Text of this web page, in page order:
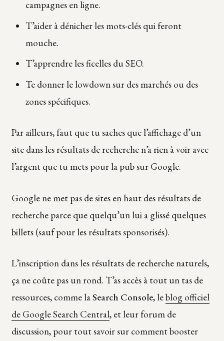
campagnes en ligne.
T’aider à dénicher les mots-clés qui feront
mouche.
T’apprendre les ficelles du SEO.
Te donner le lowdown sur des marchés ou des
zones spécifiques.
Par ailleurs, faut que tu saches que l’affichage d’un
site dans les résultats de recherche n’a rien à voir avec
l’argent que tu mets pour la pub sur Google.
Google ne met pas de sites en haut des résultats de
recherche parce que quelqu’un lui a glissé quelques
billets (sauf pour les résultats sponsorisés).
L’inscription dans les résultats de recherche naturels,
ça ne coûte pas un rond. T’as accès à tout un tas de
ressources, comme laSearch Console, leblog officiel
de Google Search Central, et leur forum de
discussion, pour tout savoir sur comment booster